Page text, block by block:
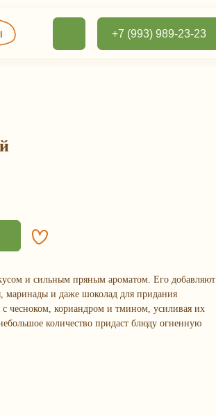
+7 (993) 989-23-23
0 0
и сильным пряным ароматом. Его добавляют
и даже шоколад для придания
с чесноком, кориандром и тмином, усиливая их
количество придаст блюду огненную